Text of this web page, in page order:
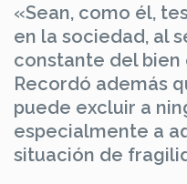
«Sean, como él,
en la sociedad, al
constante del bien
Recordó además
puede excluir a
especialmente a
situación de